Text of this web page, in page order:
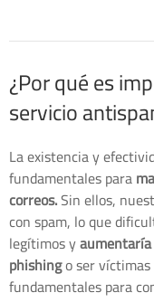
¿Por qué es
servicio
La existencia y
fundamentales para
correos.Sin ellos,
con spam, lo que
legítimos y
phishingo ser víctimas
fundamentales para